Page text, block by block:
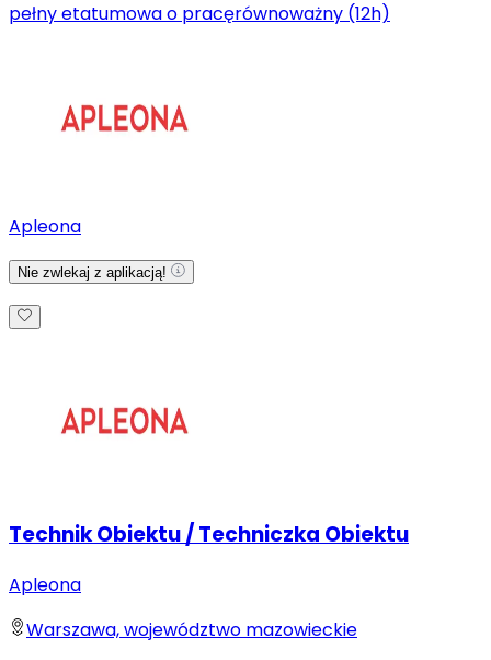
pełny etatumowa o pracęrównoważny (12h)
Apleona
Nie zwlekaj z aplikacją!
Technik Obiektu / Techniczka Obiektu
Apleona
Warszawa, województwo mazowieckie